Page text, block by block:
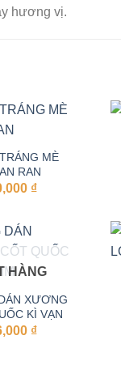
hương vị.
MÈ
RAN
₫
HÀNG
XƯƠNG
KÌ VẠN
KIM
₫